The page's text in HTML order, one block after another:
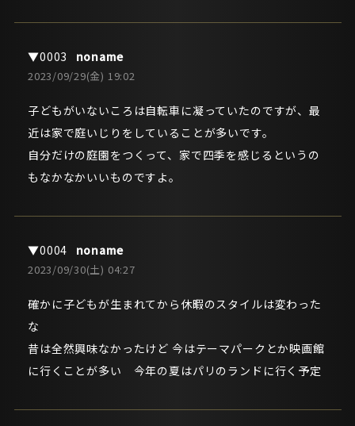
noname
2023/09/29(金) 19:02
子どもがいないころは自転車に凝っていたのですが、最
近は家で庭いじりをしていることが多いです。
自分だけの庭園をつくって、家で四季を感じるというの
もなかなかいいものですよ。
noname
2023/09/30(土) 04:27
確かに子どもが生まれてから休暇のスタイルは変わった
な
昔は全然興味なかったけど 今はテーマパークとか映画館
に行くことが多い 今年の夏はパリのランドに行く予定